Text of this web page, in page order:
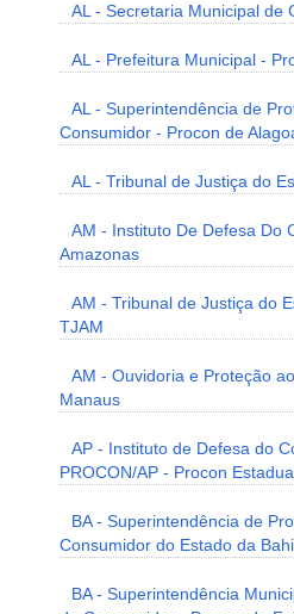
AL - Secretaria Municipal de
AL - Prefeitura Municipal -
AL - Superintendência de
Consumidor - Procon de
AL - Tribunal de Justiça do
AM - Instituto De Defesa Do
Amazonas
AM - Tribunal de Justiça do
TJAM
AM - Ouvidoria e Proteção
Manaus
AP - Instituto de Defesa do
PROCON/AP - Procon
BA - Superintendência de
Consumidor do Estado da
BA - Superintendência